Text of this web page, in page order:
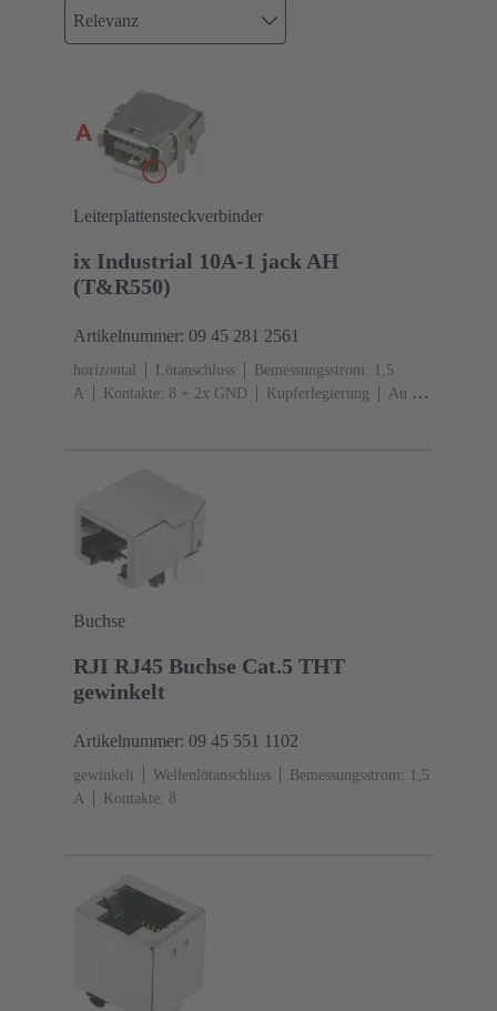
Relevanz
Leiterplattensteckverbinder
ix Industrial 10A-1 jack AH
(T&R550)
Artikelnummer: 09 45 281 2561
horizontal Lötanschluss
Bemessungsstrom: ‌1,5
A
Kontakte: 8 + 2x GND Kupferlegierung
Au ≥
Buchse
RJI RJ45 Buchse Cat.5 THT
gewinkelt
Artikelnummer: 09 45 551 1102
gewinkelt Wellenlötanschluss
Bemessungsstrom: ‌1,5
A
Kontakte: 8